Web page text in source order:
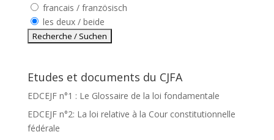
francais / französisch
les deux / beide
Etudes et documents du CJFA
EDCEJF n°1 : Le Glossaire de la loi fondamentale
EDCEJF n°2: La loi relative à la Cour constitutionnelle
fédérale